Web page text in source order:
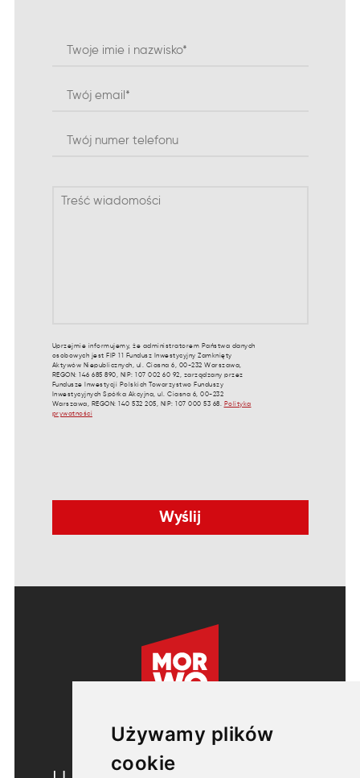
Używamy plików
cookie
Uprzejmie informujemy, że administratorem Państwa danych
osobowych jest FIP 11 Fundusz Inwestycyjny Zamknięty
Aktywów Niepublicznych, ul. Ciasna 6, 00-232 Warszawa,
REGON: 146 685 890, NIP: 107 002 60 92, zarządzany przez
Fundusze Inwestycji Polskich Towarzystwo Funduszy
Inwestycyjnych Spółka Akcyjna, ul. Ciasna 6, 00-232
Warszawa, REGON: 140 532 205, NIP: 107 000 53 68. Polityka
prywatności